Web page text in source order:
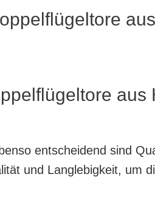
aus
entscheidend sind
und Langlebigkeit, um